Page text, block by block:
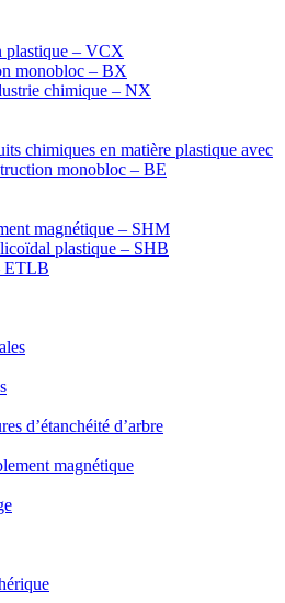
plastique – VCX
monobloc – BX
chimique – NX
chimiques en matière plastique avec
monobloc – BE
magnétique – SHM
plastique – SHB
ETLB
d’étanchéité d’arbre
magnétique